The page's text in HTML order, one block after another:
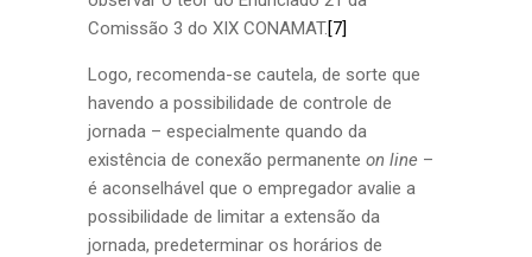
Comissão 3 do XIX CONAMAT.[7]
Logo, recomenda-se cautela, de sorte que
havendo a possibilidade de controle de
jornada – especialmente quando da
existência de conexão permanente on line –
é aconselhável que o empregador avalie a
possibilidade de limitar a extensão da
jornada, predeterminar os horários de